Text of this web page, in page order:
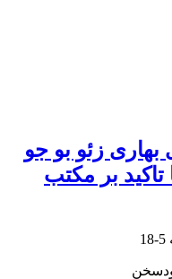
زئو بو جو
بر مکتب
5-18